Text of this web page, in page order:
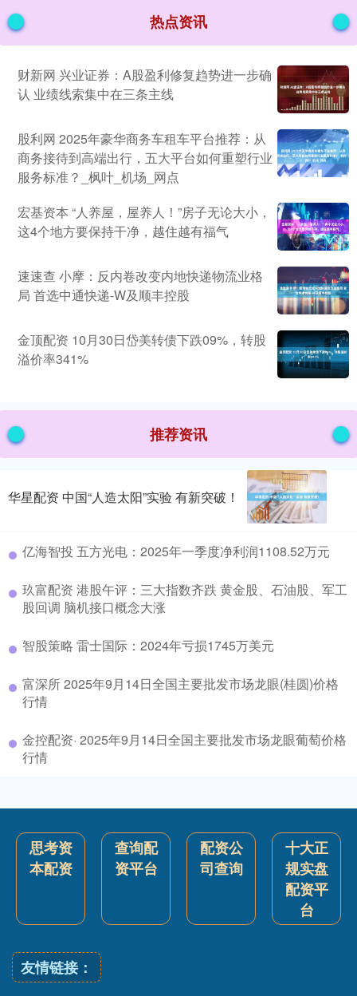
热点资讯
财新网 兴业证券：A股盈利修复趋势进一步确
认 业绩线索集中在三条主线
股利网 2025年豪华商务车租车平台推荐：从
商务接待到高端出行，五大平台如何重塑行业
服务标准？_枫叶_机场_网点
宏基资本 “人养屋，屋养人！”房子无论大小，
这4个地方要保持干净，越住越有福气
速速查 小摩：反内卷改变内地快递物流业格
局 首选中通快递-W及顺丰控股
金顶配资 10月30日岱美转债下跌09%，转股
溢价率341%
推荐资讯
华星配资 中国“人造太阳”实验 有新突破！
亿海智投 五方光电：2025年一季度净利润1108.52万元
玖富配资 港股午评：三大指数齐跌 黄金股、石油股、军工
股回调 脑机接口概念大涨
智股策略 雷士国际：2024年亏损1745万美元
富深所 2025年9月14日全国主要批发市场龙眼(桂圆)价格
行情
金控配资· 2025年9月14日全国主要批发市场龙眼葡萄价格
行情
思考资
本配资
查询配
资平台
配资公
司查询
十大正
规实盘
配资平
台
友情链接：